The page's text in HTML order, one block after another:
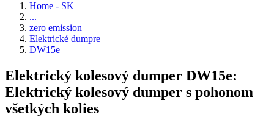
Home - SK
...
zero emission
Elektrické dumpre
DW15e
Elektrický kolesový dumper DW15e:
Elektrický kolesový dumper s pohonom
všetkých kolies